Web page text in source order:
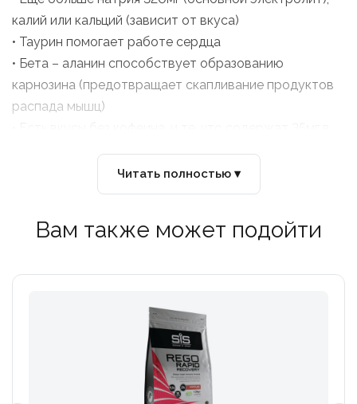
калий или кальций (зависит от вкуса)
• Таурин помогает работе сердца
• Бета – аланин способствует образованию
карнозина (предотвращает скапливание продуктов
распада мышц)
• Не содержит запрещенных WADA веществ
• Рекомендации: Одна порция (65гр), либо
воды. Во время тренировки пить каждые 15 мин по
Читать полностью ▾
Вам также может подойти